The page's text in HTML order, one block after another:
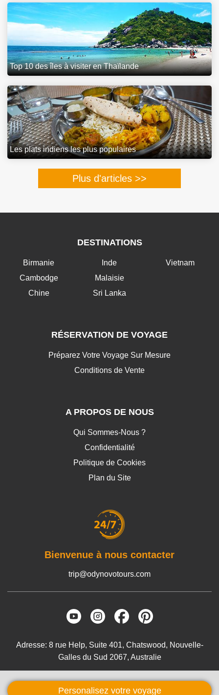
Personalisez votre voyage
Top 10 des îles à visiter en Thaïlande
Les plats indiens les plus populaires
Plus d'articles >>
DESTINATIONS
Birmanie
Cambodge
Chine
Inde
Malaisie
Sri Lanka
Vietnam
RÉSERVATION DE VOYAGE
Préparez Votre Voyage Sur Mesure
Conditions de Vente
A PROPOS DE NOUS
Qui Sommes-Nous ?
Confidentialité
Politique de Cookies
Plan du Site
Bienvenue à nous contacter
trip@odynovotours.com
Adresse: 8 rue Help, Suite 401, Chatswood, Nouvelle-
Galles du Sud 2067, Australie
Copyright © 2005-2026ODYNOVO TOURS